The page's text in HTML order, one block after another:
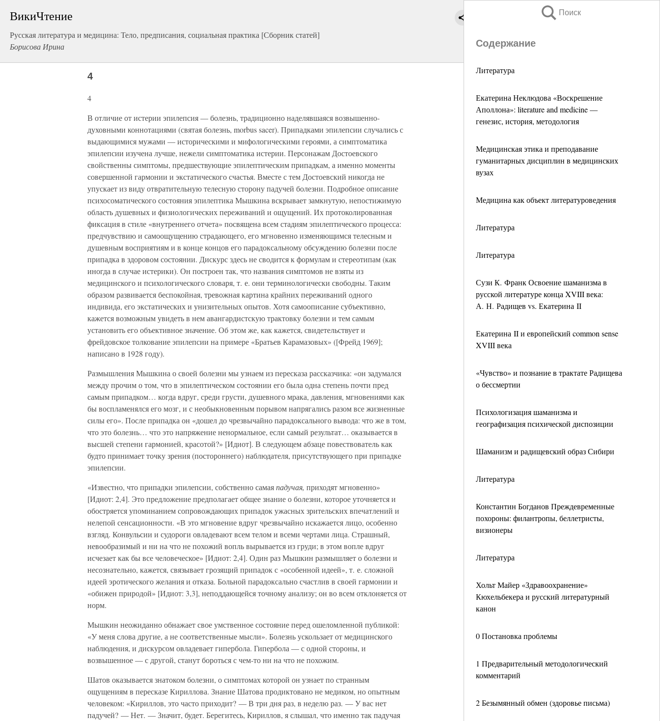
ВикиЧтение
Русская литература и медицина: Тело, предписания, социальная практика [Сборник статей]
Борисова Ирина
Поиск
Содержание
Литература
Екатерина Неклюдова «Воскрешение
Аполлона»: literature and medicine —
генезис, история, методология
Медицинская этика и преподавание
гуманитарных дисциплин в медицинских
вузах
Медицина как объект литературоведения
Литература
Литература
Сузи К. Франк Освоение шаманизма в
русской литературе конца XVIII века:
А. Н. Радищев vs. Екатерина II
Екатерина II и европейский common sense
XVIII века
«Чувство» и познание в трактате Радищева
о бессмертии
Психологизация шаманизма и
географизация психической диспозиции
Шаманизм и радищевский образ Сибири
Литература
Константин Богданов Преждевременные
похороны: филантропы, беллетристы,
визионеры
Литература
Хольт Майер «Здравоохранение»
Кюхельбекера и русский литературный
канон
0 Постановка проблемы
1 Предварительный методологический
комментарий
2 Безымянный обмен (здоровье письма)
4
4
В отличие от истерии эпилепсия — болезнь, традиционно наделявшаяся возвышенно-
духовными коннотациями (святая болезнь, morbus sacer). Припадками эпилепсии случались с
выдающимися мужами — историческими и мифологическими героями, а симптоматика
эпилепсии изучена лучше, нежели симптоматика истерии. Персонажам Достоевского
свойственны симптомы, предшествующие эпилептическим припадкам, а именно моменты
совершенной гармонии и экстатического счастья. Вместе с тем Достоевский никогда не
упускает из виду отвратительную телесную сторону падучей болезни. Подробное описание
психосоматического состояния эпилептика Мышкина вскрывает замкнутую, непостижимую
область душевных и физиологических переживаний и ощущений. Их протоколированная
фиксация в стиле «внутреннего отчета» посвящена всем стадиям эпилептического процесса:
предчувствию и самоощущению страдающего, его мгновенно изменяющимся телесным и
душевным восприятиям и в конце концов его парадоксальному обсуждению болезни после
припадка в здоровом состоянии. Дискурс здесь не сводится к формулам и стереотипам (как
иногда в случае истерики). Он построен так, что названия симптомов не взяты из
медицинского и психологического словаря, т. е. они терминологически свободны. Таким
образом развивается беспокойная, тревожная картина крайних переживаний одного
индивида, его экстатических и унизительных опытов. Хотя самоописание субъективно,
кажется возможным увидеть в нем авангардистскую трактовку болезни и тем самым
установить его объективное значение. Об этом же, как кажется, свидетельствует и
фрейдовское толкование эпилепсии на примере «Братьев Карамазовых» ([Фрейд 1969];
написано в 1928 году).
Размышления Мышкина о своей болезни мы узнаем из пересказа рассказчика: «он задумался
между прочим о том, что в эпилептическом состоянии его была одна степень почти пред
самым припадком… когда вдруг, среди грусти, душевного мрака, давления, мгновениями как
бы воспламенялся его мозг, и с необыкновенным порывом напрягались разом все жизненные
силы его». После припадка он «дошел до чрезвычайно парадоксального вывода: что же в том,
что это болезнь… что это напряжение ненормальное, если самый результат… оказывается в
высшей степени гармонией, красотой?» [Идиот]. В следующем абзаце повествователь как
будто принимает точку зрения (постороннего) наблюдателя, присутствующего при припадке
эпилепсии.
«Известно, что припадки эпилепсии, собственно самаяпадучая, приходят мгновенно»
[Идиот: 2,4]. Это предложение предполагает общее знание о болезни, которое уточняется и
обостряется упоминанием сопровождающих припадок ужасных зрительских впечатлений и
нелепой сенсационности. «В это мгновение вдруг чрезвычайно искажается лицо, особенно
взгляд. Конвульсии и судороги овладевают всем телом и всеми чертами лица. Страшный,
невообразимый и ни на что не похожий вопль вырывается из груди; в этом вопле вдруг
исчезает как бы все человеческое» [Идиот: 2,4]. Один раз Мышкин размышляет о болезни и
несознательно, кажется, связывает грозящий припадок с «особенной идеей», т. е. сложной
идеей эротического желания и отказа. Больной парадоксально счастлив в своей гармонии и
«обижен природой» [Идиот: 3,3], неподдающейся точному анализу; он во всем отклоняется от
норм.
Мышкин неожиданно обнажает свое умственное состояние перед ошеломленной публикой:
«У меня слова другие, а не соответственные мысли». Болезнь ускользает от медицинского
наблюдения, и дискурсом овладевает гипербола. Гипербола — с одной стороны, и
возвышенное — с другой, станут бороться с чем-то ни на что не похожим.
Шатов оказывается знатоком болезни, о симптомах которой он узнает по странным
ощущениям в пересказе Кириллова. Знание Шатова продиктовано не медиком, но опытным
человеком: «Кириллов, это часто приходит? — В три дня раз, в неделю раз. — У вас нет
падучей? — Нет. — Значит, будет. Берегитесь, Кириллов, я слышал, что именно так падучая